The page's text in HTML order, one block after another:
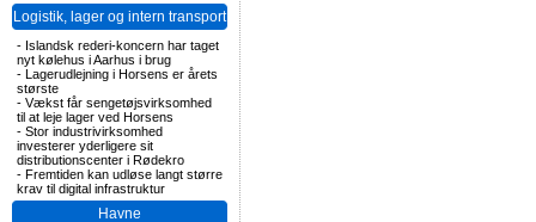
Logistik, lager og intern transport
- Islandsk rederi-koncern har taget
nyt kølehus i Aarhus i brug
- Lagerudlejning i Horsens er årets
største
- Vækst får sengetøjsvirksomhed
til at leje lager ved Horsens
- Stor industrivirksomhed
investerer yderligere sit
distributionscenter i Rødekro
- Fremtiden kan udløse langt større
krav til digital infrastruktur
Havne